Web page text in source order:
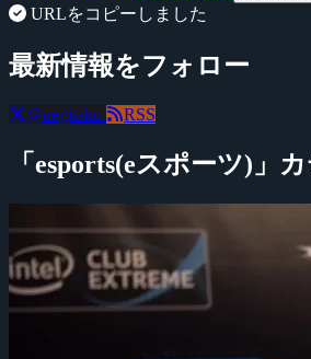
URLをコピーしました
最新情報をフォロー
@negitaku RSS
「esports(eスポーツ)」